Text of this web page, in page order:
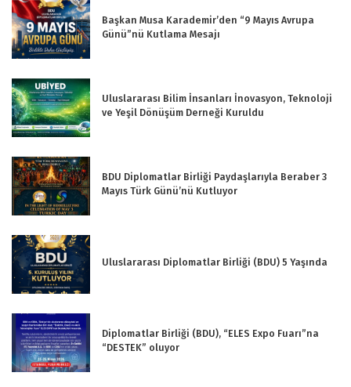
Başkan Musa Karademir’den “9 Mayıs Avrupa
Günü”nü Kutlama Mesajı
Uluslararası Bilim İnsanları İnovasyon, Teknoloji
ve Yeşil Dönüşüm Derneği Kuruldu
BDU Diplomatlar Birliği Paydaşlarıyla Beraber 3
Mayıs Türk Günü’nü Kutluyor
Uluslararası Diplomatlar Birliği (BDU) 5 Yaşında
Diplomatlar Birliği (BDU), “ELES Expo Fuarı”na
“DESTEK” oluyor